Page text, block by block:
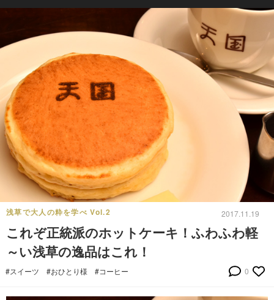
浅草で大人の粋を学べ Vol.2 2017.11.19
これぞ正統派のホットケーキ！ふわふわ軽
～い浅草の逸品はこれ！
#スイーツ #おひとり様 #コーヒー 0